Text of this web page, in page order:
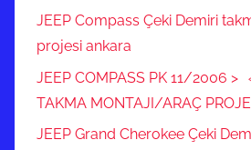
JEEP Compass Çeki Demiri
projesi ankara
JEEP COMPASS PK 11/2006 >
TAKMA MONTAJI/ARAÇ
JEEP Grand Cherokee Çeki